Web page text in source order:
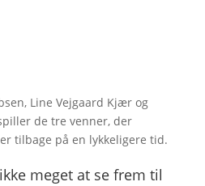
Line Vejgaard Kjær og
de tre venner, der
tilbage på en lykkeligere tid.
meget at se frem til